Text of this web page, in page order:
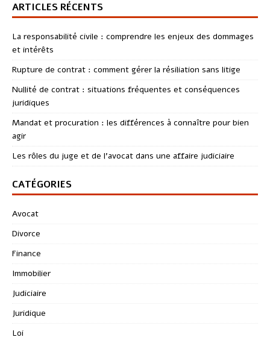
ARTICLES RÉCENTS
La responsabilité civile : comprendre les enjeux des dommages
et intérêts
Rupture de contrat : comment gérer la résiliation sans litige
Nullité de contrat : situations fréquentes et conséquences
juridiques
Mandat et procuration : les différences à connaître pour bien
agir
Les rôles du juge et de l’avocat dans une affaire judiciaire
CATÉGORIES
Avocat
Divorce
Finance
Immobilier
Judiciaire
Juridique
Loi